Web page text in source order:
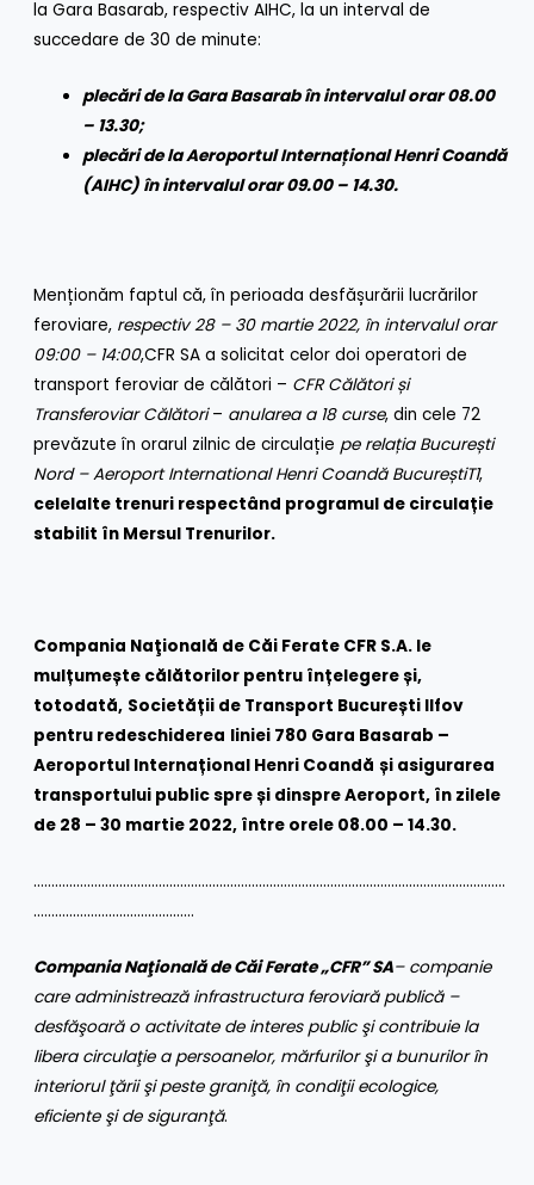
la Gara Basarab, respectiv AIHC, la un interval de
succedare de 30 de minute:
plecări de la Gara Basarab în intervalul orar 08.00
– 13.30;
plecări de la Aeroportul Internațional Henri Coandă
(AIHC) în intervalul orar 09.00 – 14.30.
Menționăm faptul că, în perioada desfășurării lucrărilor
feroviare, respectiv 28 – 30 martie 2022, în intervalul orar
09:00 – 14:00,CFR SA a solicitat celor doi operatori de
transport feroviar de călători – CFR Călători și
Transferoviar Călători– anularea a 18 curse, din cele 72
prevăzute în orarul zilnic de circulație pe relația București
Nord – AeroportInternational Henri Coandă BucureștiT1,
celelalte trenuri respectând programul de circulație
stabilit în Mersul Trenurilor.
Compania Naţională de Căi Ferate CFR S.A. le
mulțumește călătorilor pentru înțelegere și,
totodată, Societății de Transport București Ilfov
pentru redeschiderea liniei 780 Gara Basarab –
Aeroportul Internațional Henri Coandă și asigurarea
transportului public spre și dinspre Aeroport, în zilele
de 28 – 30 martie 2022, între orele 08.00 – 14.30.
……………………………………………………………………………………………………………………
………………………………………
Compania Naţională de Căi Ferate „CFR” SA– companie
care administrează infrastructura feroviară publică –
desfăşoară o activitate de interes public şi contribuie la
libera circulaţie a persoanelor, mărfurilor şi a bunurilor în
interiorul ţării şi peste graniţă, în condiţii ecologice,
eficiente şi de siguranţă.